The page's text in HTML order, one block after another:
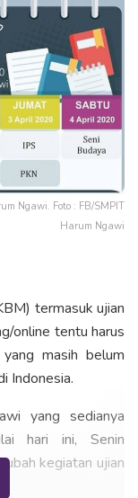
Ngawi. Foto : FB/SMPIT
Harum Ngawi
termasuk ujian
online tentu harus
masih belum
Indonesia.
yang sedianya
hari ini, Senin
kegiatan ujian